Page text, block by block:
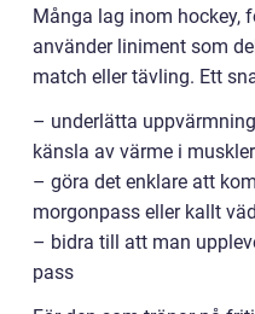
Många lag inom hockey,
använder liniment som
match eller tävling. Ett
– underlätta
känsla av värme i
– göra det enklare att
morgonpass eller kallt
– bidra till att man
pass